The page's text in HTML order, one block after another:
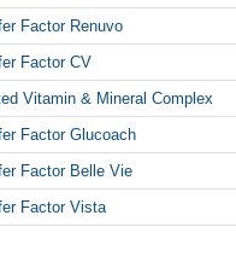
Factor Renuvo
Factor CV
Vitamin & Mineral Complex
Factor Glucoach
Factor Belle Vie
Factor Vista